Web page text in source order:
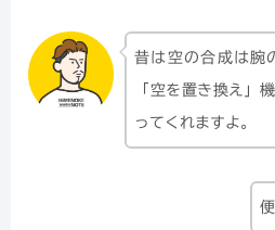
昔は空の合成は腕
「空を置き換え」
ってくれますよ。